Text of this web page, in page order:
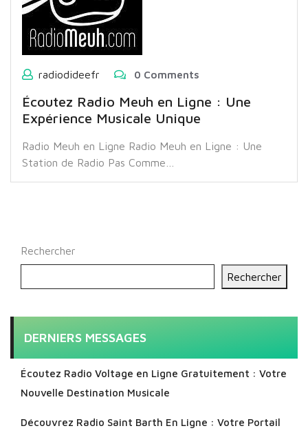
radiodideefr 0 Comments
Écoutez Radio Meuh en Ligne : Une
Expérience Musicale Unique
Radio Meuh en Ligne Radio Meuh en Ligne : Une
Station de Radio Pas Comme…
Rechercher
Rechercher
DERNIERS MESSAGES
Écoutez Radio Voltage en Ligne Gratuitement : Votre
Nouvelle Destination Musicale
Découvrez Radio Saint Barth En Ligne : Votre Portail